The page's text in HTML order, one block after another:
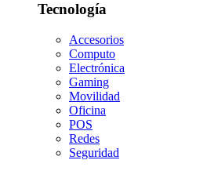
Tecnología
Accesorios
Computo
Electrónica
Gaming
Movilidad
Oficina
POS
Redes
Seguridad